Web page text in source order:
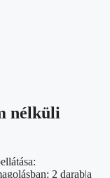
nélküli
2 darab|a